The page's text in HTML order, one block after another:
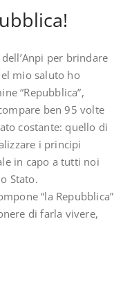
Anpi per brindare
mio saluto ho
“Repubblica”,
ben 95 volte
costante: quello di
i principi
in capo a tutti noi
Stato.
“la Repubblica”
di farla vivere,